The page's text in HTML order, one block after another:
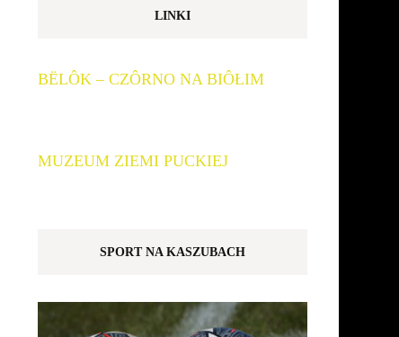
LINKI
BËLÔK – CZÔRNO NA BIÔŁIM
MUZEUM ZIEMI PUCKIEJ
SPORT NA KASZUBACH